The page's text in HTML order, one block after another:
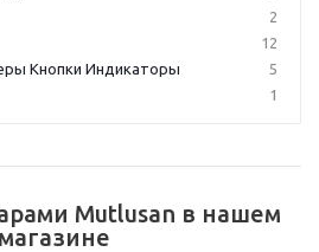
2
12
Кнопки Индикаторы
5
1
Mutlusan в нашем
магазине